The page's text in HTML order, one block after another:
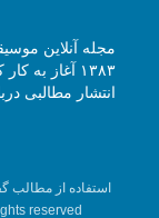
۱۳۸۳ آغاز
انتشار مطالبی
استفاده از مطالب
reserved.